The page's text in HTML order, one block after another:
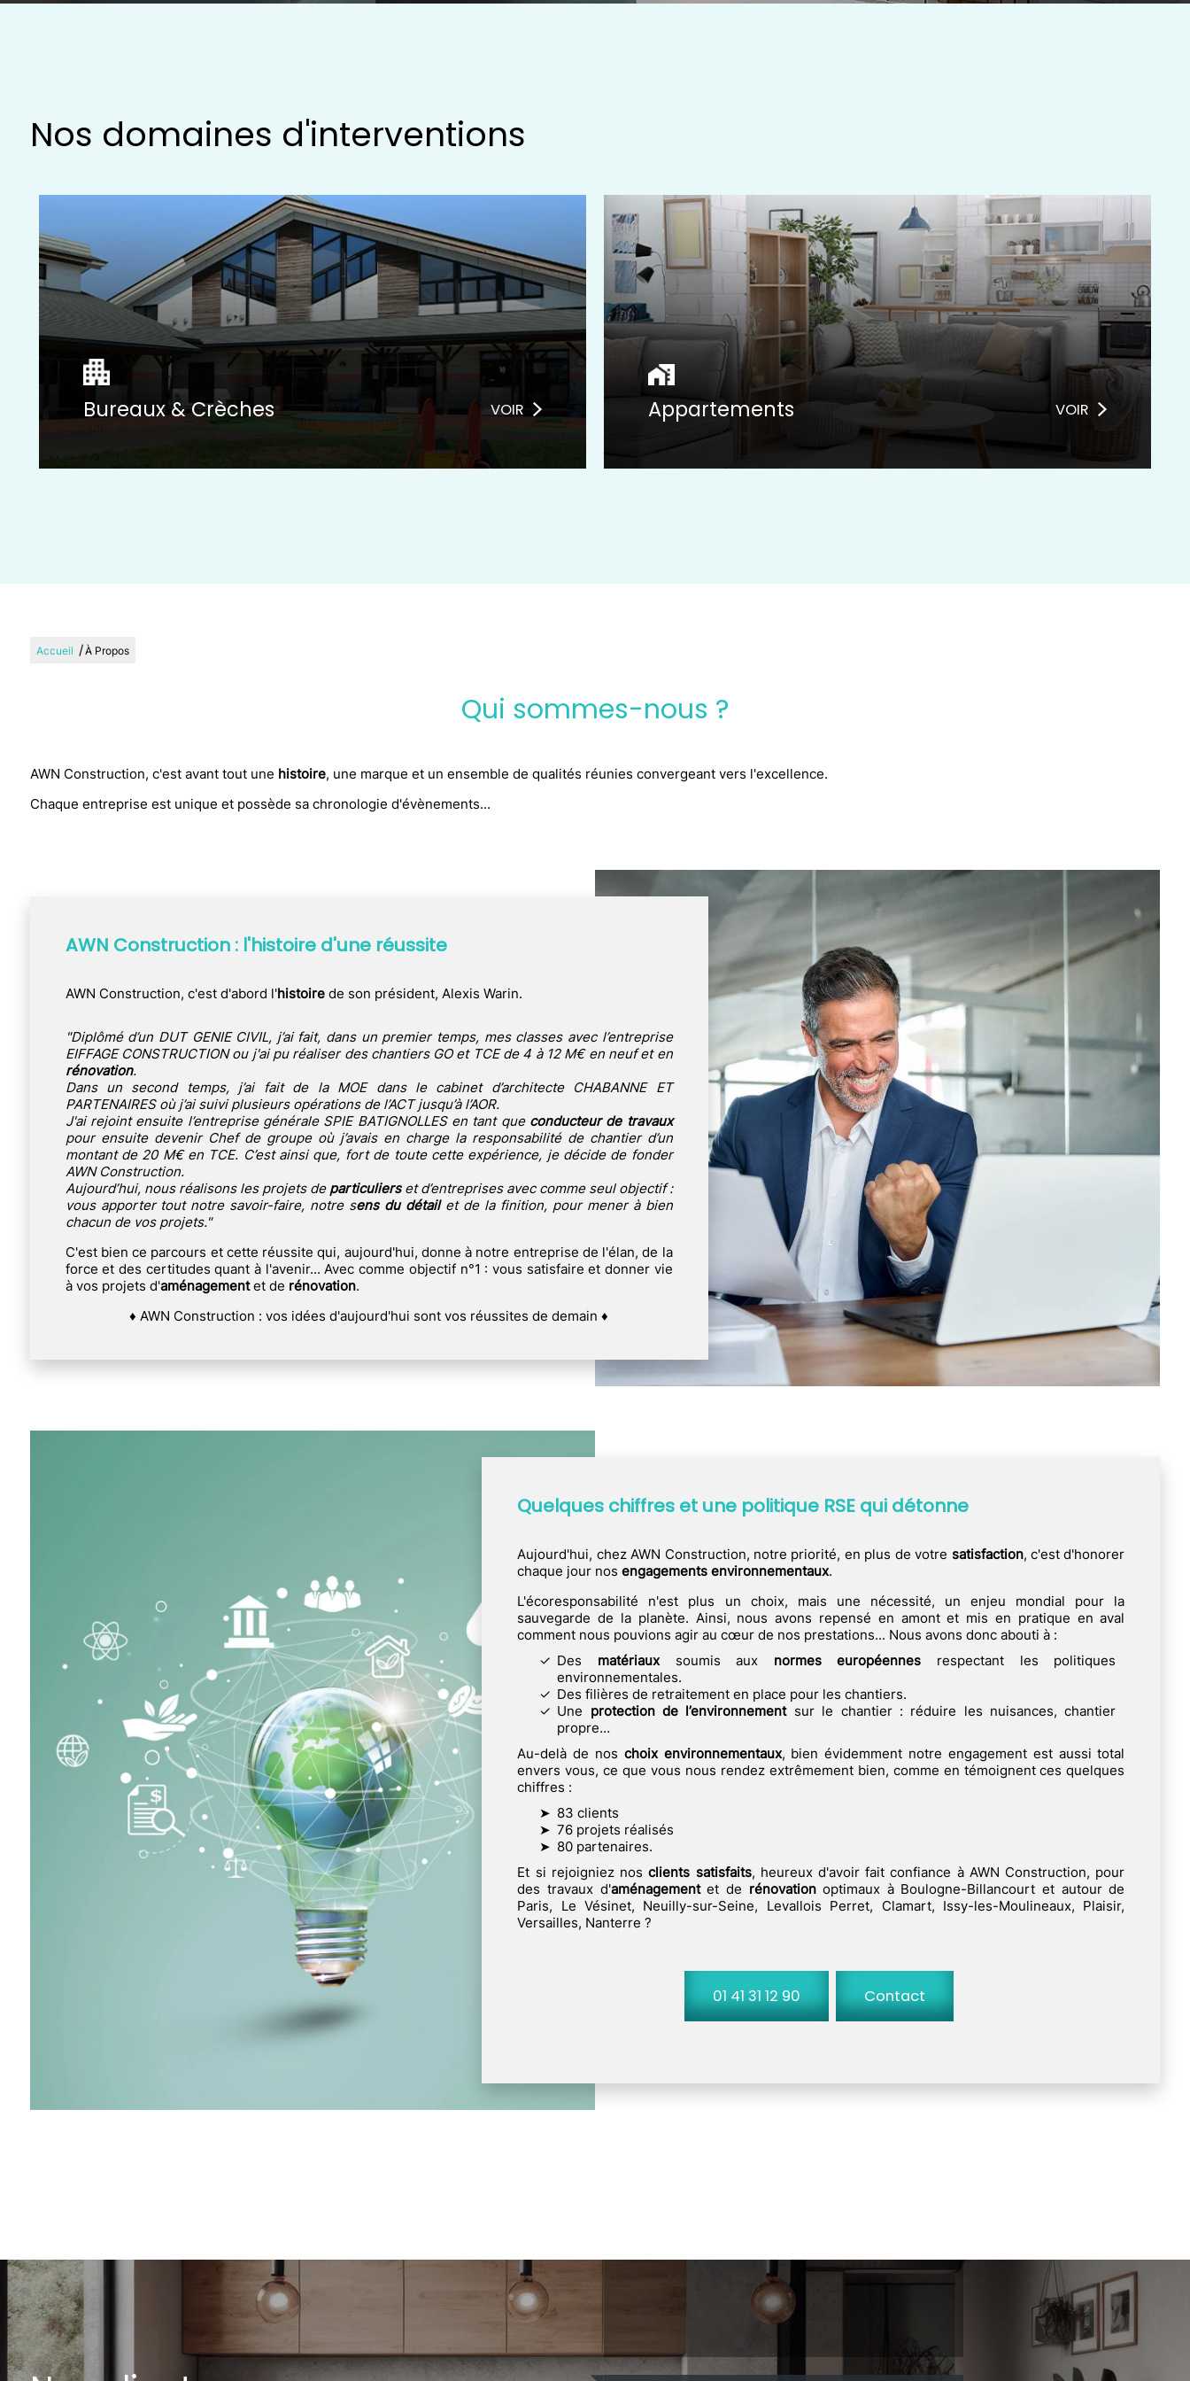
Nos domaines d'interventions
Bureaux & Crèches VOIR Appartements VOIR
Accueil /À Propos
Qui sommes-nous ?
AWN Construction, c'est avant tout une histoire, une marque et un ensemble de qualités réunies convergeant vers l'excellence.
Chaque entreprise est unique et possède sa chronologie d'évènements...
AWN Construction : l'histoire d'une réussite
AWN Construction, c'est d'abord l'histoirede son président, Alexis Warin.
"Diplômé d’un DUT GENIE CIVIL, j’ai fait, dans un premier temps, mes classes avec l’entreprise
EIFFAGE CONSTRUCTION ou j'ai pu réaliser des chantiers GO et TCE de 4 à 12 M€ en neuf et en
rénovation.
Dans un second temps, j’ai fait de la MOE dans le cabinet d’architecte CHABANNE ET
PARTENAIRES où j’ai suivi plusieurs opérations de l’ACT jusqu’à l’AOR.
J'ai rejoint ensuite l’entreprise générale SPIE BATIGNOLLES en tant que conducteur de travaux
pour ensuite devenir Chef de groupe où j’avais en charge la responsabilité de chantier d’un
montant de 20 M€ en TCE. C’est ainsi que, fort de toute cette expérience, je décide de fonder
AWN Construction.
Aujourd’hui, nous réalisons les projets de particulierset d’entreprises avec comme seul objectif :
vous apporter tout notre savoir-faire, notre sens du détailet de la finition, pour mener à bien
chacun de vos projets."
C'est bien ce parcours et cette réussite qui, aujourd'hui, donne à notre entreprise de l'élan, de la
force et des certitudes quant à l'avenir... Avec comme objectif n°1 : vous satisfaire et donner vie
à vos projets d'aménagementet de rénovation.
♦ AWN Construction : vos idées d'aujourd'hui sont vos réussites de demain ♦
Quelques chiffres et une politique RSE qui détonne
Aujourd'hui, chez AWN Construction, notre priorité, en plus de votre satisfaction, c'est d'honorer
chaque jour nos engagements environnementaux.
L'écoresponsabilité n'est plus un choix, mais une nécessité, un enjeu mondial pour la
sauvegarde de la planète. Ainsi, nous avons repensé en amont et mis en pratique en aval
comment nous pouvions agir au cœur de nos prestations... Nous avons donc abouti à :
Des matériauxsoumis aux normes européennes respectant les politiques
environnementales.
Des filières de retraitement en place pour les chantiers.
Une protection de l’environnementsur le chantier : réduire les nuisances, chantier
propre…
Au-delà de nos choix environnementaux, bien évidemment notre engagement est aussi total
envers vous, ce que vous nous rendez extrêmement bien, comme en témoignent ces quelques
chiffres :
83 clients
76 projets réalisés
80 partenaires.
Et si rejoigniez nosclients satisfaits, heureux d'avoir fait confiance à AWN Construction, pour
des travaux d'aménagementet de rénovationoptimaux à Boulogne-Billancourt et autour de
Paris, Le Vésinet, Neuilly-sur-Seine, Levallois Perret, Clamart, Issy-les-Moulineaux, Plaisir,
Versailles, Nanterre ?
01 41 31 12 90 Contact